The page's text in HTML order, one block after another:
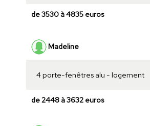
de 3530 à 4835 euros
Madeline
4 porte-fenêtres alu - logement
de 2448 à 3632 euros